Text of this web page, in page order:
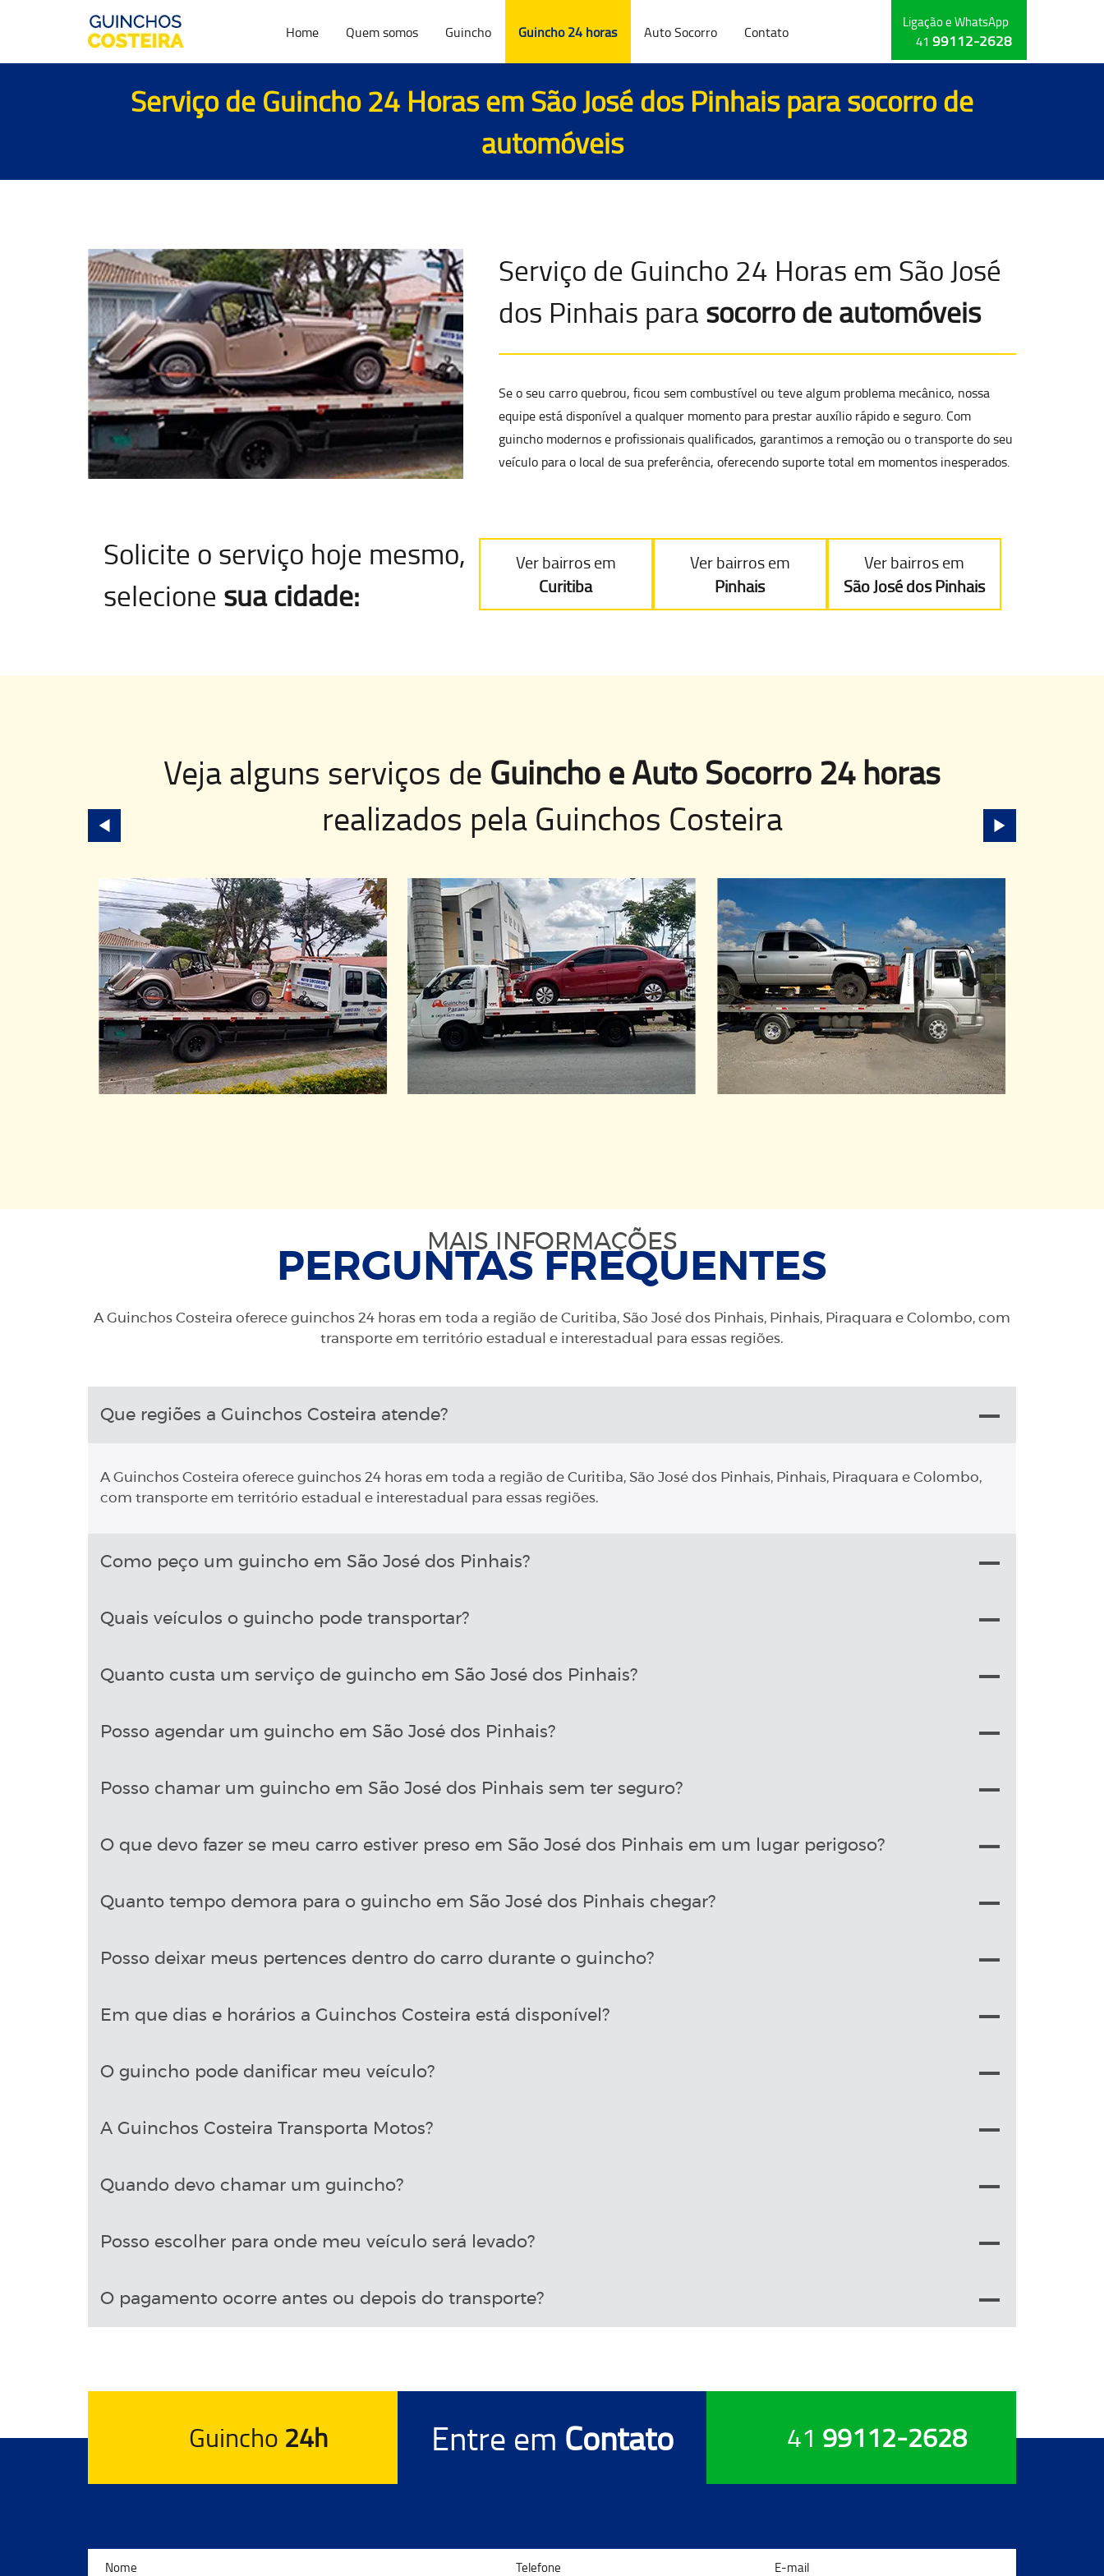
Home Quem somos Guincho Guincho 24 horas Auto Socorro Contato
Ligação e WhatsApp
41 99112-2628
Serviço de Guincho 24 Horas em São José dos Pinhais parasocorro de
automóveis
Serviço de Guincho 24 Horas em São José
dos Pinhais para socorro de automóveis
Se o seu carro quebrou, ficou sem combustível ou teve algum problema mecânico, nossa
equipe está disponível a qualquer momento para prestar auxílio rápido e seguro. Com
guincho modernose profissionais qualificados, garantimos a remoção ou o transporte do seu
veículo para o local de sua preferência, oferecendo suporte total em momentos inesperados.
Solicite o serviço hoje mesmo,
selecione sua cidade:
Ver bairros em
Curitiba
Ver bairros em
Pinhais
Ver bairros em
São José dos Pinhais
Veja alguns serviços de Guincho e Auto Socorro 24 horas
realizados pelaGuinchos Costeira
MAIS INFORMAÇÕES
PERGUNTAS FREQUENTES
A Guinchos Costeira oferece guinchos 24 horas em toda a região de Curitiba, São José dos Pinhais, Pinhais, Piraquara e Colombo, com
transporte em território estadual e interestadual para essas regiões.
Que regiões a Guinchos Costeira atende?
A Guinchos Costeira oferece guinchos 24 horas em toda a região de Curitiba, São José dos Pinhais, Pinhais, Piraquara e Colombo,
com transporte em território estadual e interestadual para essas regiões.
Como peço um guincho em São José dos Pinhais?
Quais veículos o guincho pode transportar?
Quanto custa um serviço de guincho em São José dos Pinhais?
Posso agendar um guincho em São José dos Pinhais?
Posso chamar um guincho em São José dos Pinhais sem ter seguro?
O que devo fazer se meu carro estiver preso em São José dos Pinhais em um lugar perigoso?
Quanto tempo demora para o guincho em São José dos Pinhais chegar?
Posso deixar meus pertences dentro do carro durante o guincho?
Em que dias e horários a Guinchos Costeira está disponível?
O guincho pode danificar meu veículo?
A Guinchos Costeira Transporta Motos?
Quando devo chamar um guincho?
Posso escolher para onde meu veículo será levado?
O pagamento ocorre antes ou depois do transporte?
Guincho 24h Entre em Contato 41 99112-2628